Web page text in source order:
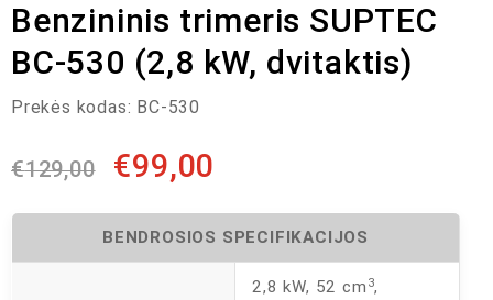
Benzininis trimeris SUPTEC
BC-530 (2,8 kW, dvitaktis)
Prekės kodas: BC-530
€129,00 €99,00
BENDROSIOS SPECIFIKACIJOS
2,8 kW, 52 cm 3,